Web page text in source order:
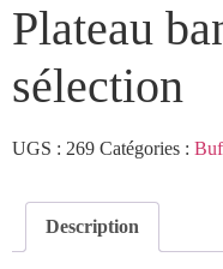
Plateau
sélection
UGS : 269 Catégories :
Description